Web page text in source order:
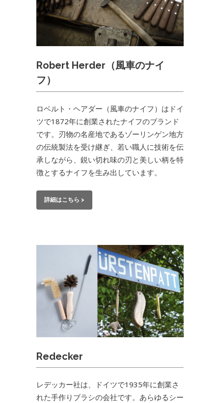
Robert Herder（風車のナイ
フ）
ロベルト・ヘアダー（風車のナイフ）はドイ
ツで1872年に創業されたナイフのブランド
です。刃物の名産地であるゾーリンゲン地方
の伝統製法を受け継ぎ、若い職人に技術を伝
承しながら、鋭い切れ味の刃と美しい柄を特
徴とするナイフを生み出しています。
詳細はこちら >
Redecker
レデッカー社は、ドイツで1935年に創業さ
れた手作りブラシの会社です。あらゆるシー